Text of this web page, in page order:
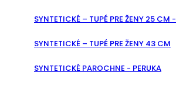
SYNTETICKÉ – TUPÉ PRE ŽENY 25 CM
SYNTETICKÉ – TUPÉ PRE ŽENY 43 CM
SYNTETICKÉ PAROCHNE - PERUKA